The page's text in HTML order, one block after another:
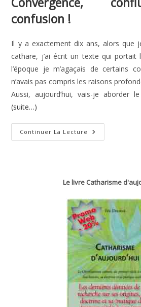
confusion !
Il y a exactement dix ans, alors que
cathare, j’ai écrit un texte qui
l’époque je m’agaçais de certains
n’avais pas compris les raisons
Aussi, aujourd’hui, vais-je aborder
(suite…)
Continuer La Lecture Convergence,
Confluence
Le livre Catharisme